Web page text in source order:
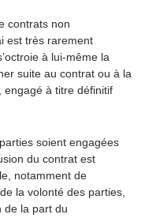
contrats non
est très rarement
à lui-même la
suite au contrat ou à la
engagé à titre définitif
soient engagées
du contrat est
notamment de
la volonté des parties,
de la part du